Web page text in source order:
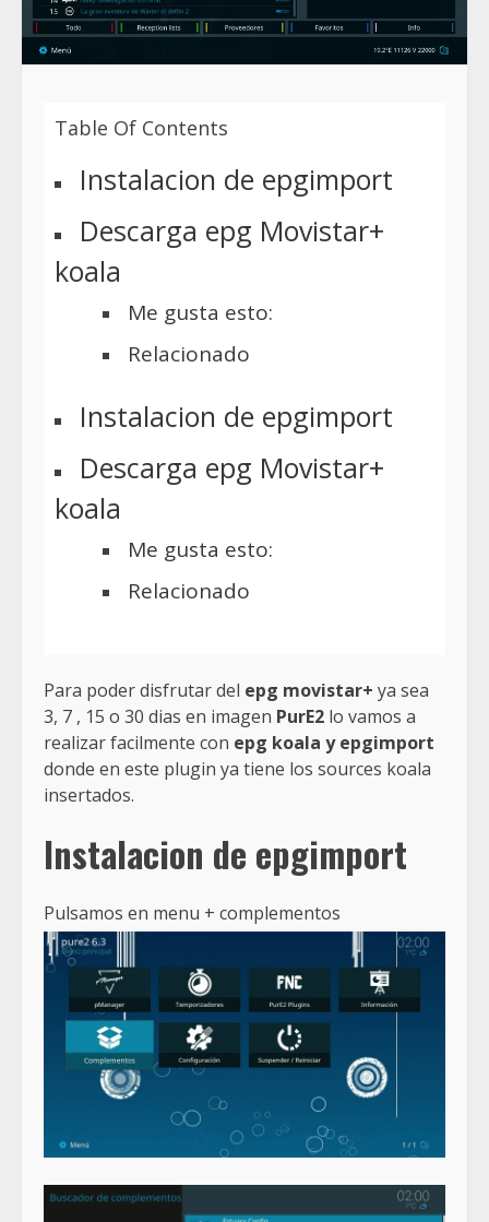
Table Of Contents
Instalacion de epgimport
Descarga epg Movistar+
koala
Me gusta esto:
Relacionado
Instalacion de epgimport
Descarga epg Movistar+
koala
Me gusta esto:
Relacionado
Para poder disfrutar del epg movistar+ ya sea
3, 7 , 15 o 30 dias en imagen PurE2 lo vamos a
realizar facilmente con epg koala y epgimport
donde en este plugin ya tiene los sources koala
insertados.
Instalacion de epgimport
Pulsamos en menu + complementos